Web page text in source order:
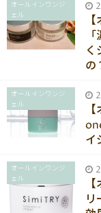
オールインワンジ
ェル
く
の
オールインワンジ
ェル
イ
オールインワンジ
ェル
リ